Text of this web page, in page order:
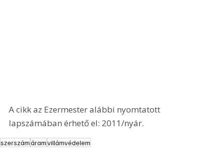
A cikk az Ezermester alábbi nyomtatott
lapszámában érhető el: 2011/nyár.
szerszámáramvillámvédelem